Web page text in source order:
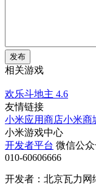
发布
相关游戏
欢乐斗地主 4.6
友情链接
小米应用商店小米商
小米游戏中心
开发者平台 微信公
010-60606666
开发者：北京瓦力网